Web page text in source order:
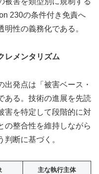
230の条件付き免責へ
性の義務化である。
レメンタリズム
発点は「被害ベース・
ある。技術の進展を先読
害を特定して段階的に対
の整合性を維持しながら
断に基づく。
主な執行主体